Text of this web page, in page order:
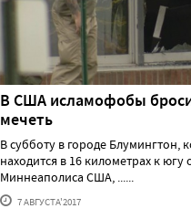
В США исламофобы
мечеть
В субботу в городе Блумингтон,
находится в 16 километрах к югу
Миннеаполиса США, ......
7 АВГУСТА'2017